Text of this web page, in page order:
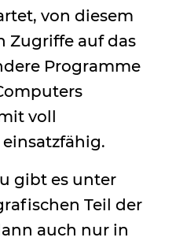
von diesem
Zugriffe auf das
Programme
voll
gibt es unter
Teil der
auch nur in